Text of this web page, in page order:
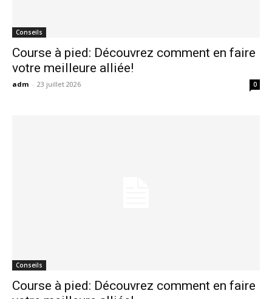
Conseils
Course à pied: Découvrez comment en faire
votre meilleure alliée!
adm - 23 juillet 2026 0
Conseils
Course à pied: Découvrez comment en faire